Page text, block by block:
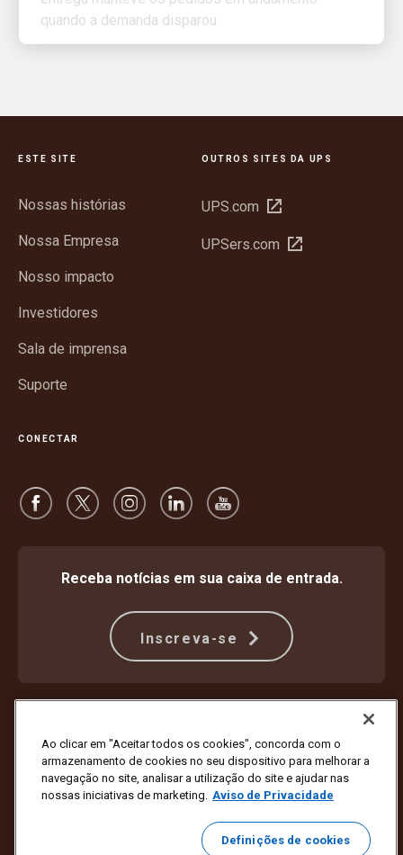
ESTE SITE
Nossas histórias
Nossa Empresa
Nosso impacto
Investidores
Sala de imprensa
Suporte
OUTROS SITES DA UPS
UPS.com Abrir
nova
UPSers.com Abrir
CONECTAR
Receba notícias em sua caixa de entrada.
Inscreva-se
Configurações de cookies
Copyright © 1994 - 2026 United Parcel Service of America, Inc. Todos
os direitos reservados. Não deseja mais receber atualizações por e-
Cancele a inscrição aqui
para atualizar todas as outras preferências de e-mail ou
Ao clicar em "Aceitar todos os cookies", concorda com o
armazenamento de cookies no seu dispositivo para melhorar a
navegação no site, analisar a utilização do site e ajudar nas
nossas iniciativas de marketing. Aviso de Privacidade
Definições de cookies